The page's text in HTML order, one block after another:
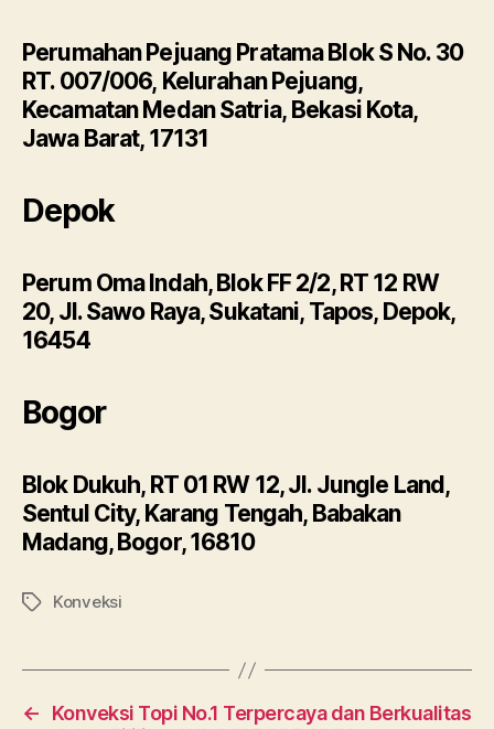
Perumahan Pejuang Pratama Blok S No. 30
RT. 007/006, Kelurahan Pejuang,
Kecamatan Medan Satria, Bekasi Kota,
Jawa Barat, 17131
Depok
Perum Oma Indah, Blok FF 2/2, RT 12 RW
20, Jl. Sawo Raya, Sukatani, Tapos, Depok,
16454
Bogor
Blok Dukuh, RT 01 RW 12, Jl. Jungle Land,
Sentul City, Karang Tengah, Babakan
Madang, Bogor, 16810
TagsKonveksi
←
Konveksi Topi No.1 Terpercaya dan Berkualitas